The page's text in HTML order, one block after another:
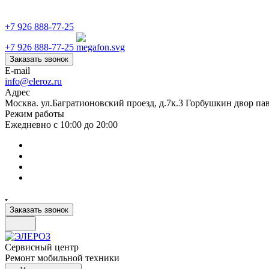
+7 926 888-77-25
+7 926 888-77-25
Заказать звонок
E-mail
info@eleroz.ru
Адрес
Москва. ул.Багратионовский проезд, д.7к.3 Горбушкин двор
Режим работы
Ежедневно с 10:00 до 20:00
Заказать звонок
Сервисный центр
Ремонт мобильной техники